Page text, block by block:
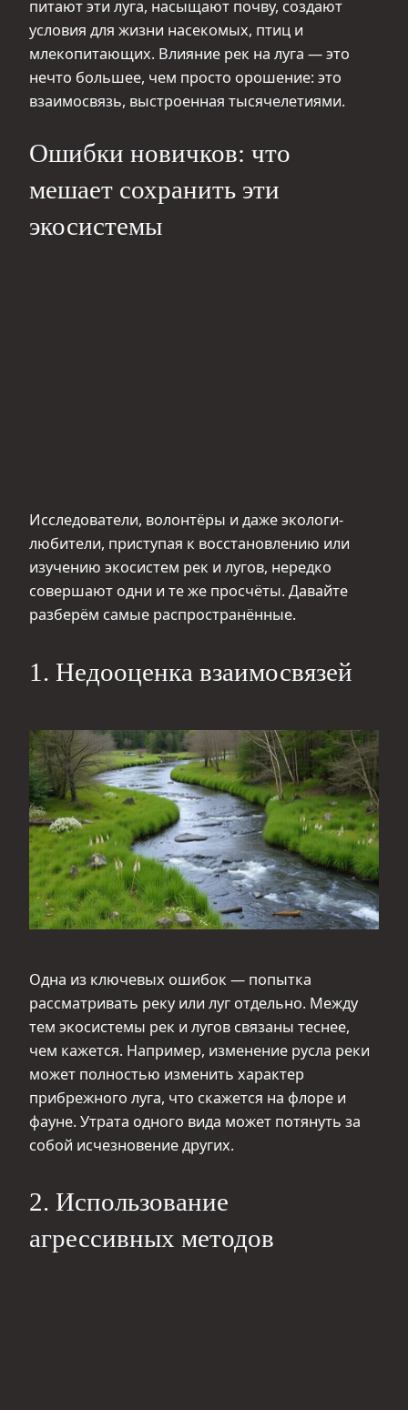
питают эти луга, насыщают почву, создают
условия для жизни насекомых, птиц и
млекопитающих. Влияние рек на луга — это
нечто большее, чем просто орошение: это
взаимосвязь, выстроенная тысячелетиями.
Ошибки новичков: что
мешает сохранить эти
экосистемы
Исследователи, волонтёры и даже экологи-
любители, приступая к восстановлению или
изучению экосистем рек и лугов, нередко
совершают одни и те же просчёты. Давайте
разберём самые распространённые.
1. Недооценка взаимосвязей
Одна из ключевых ошибок — попытка
рассматривать реку или луг отдельно. Между
тем экосистемы рек и лугов связаны теснее,
чем кажется. Например, изменение русла реки
может полностью изменить характер
прибрежного луга, что скажется на флоре и
фауне. Утрата одного вида может потянуть за
собой исчезновение других.
2. Использование
агрессивных методов